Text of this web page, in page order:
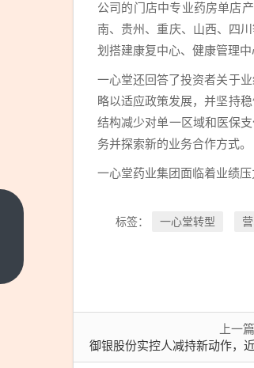
公司的门店中专业药房单店
南、贵州、重庆、山西、四
划搭建康复中心、健康管理中
一心堂还回答了投资者关于
略以适应政策发展，并坚持
结构减少对单一区域和医保
务并探索新的业务合作方式。
一心堂药业集团面临着业绩
标签： 一心堂转型
上一篇
御银股份实控人减持新动作，近两次减持已套现超5000